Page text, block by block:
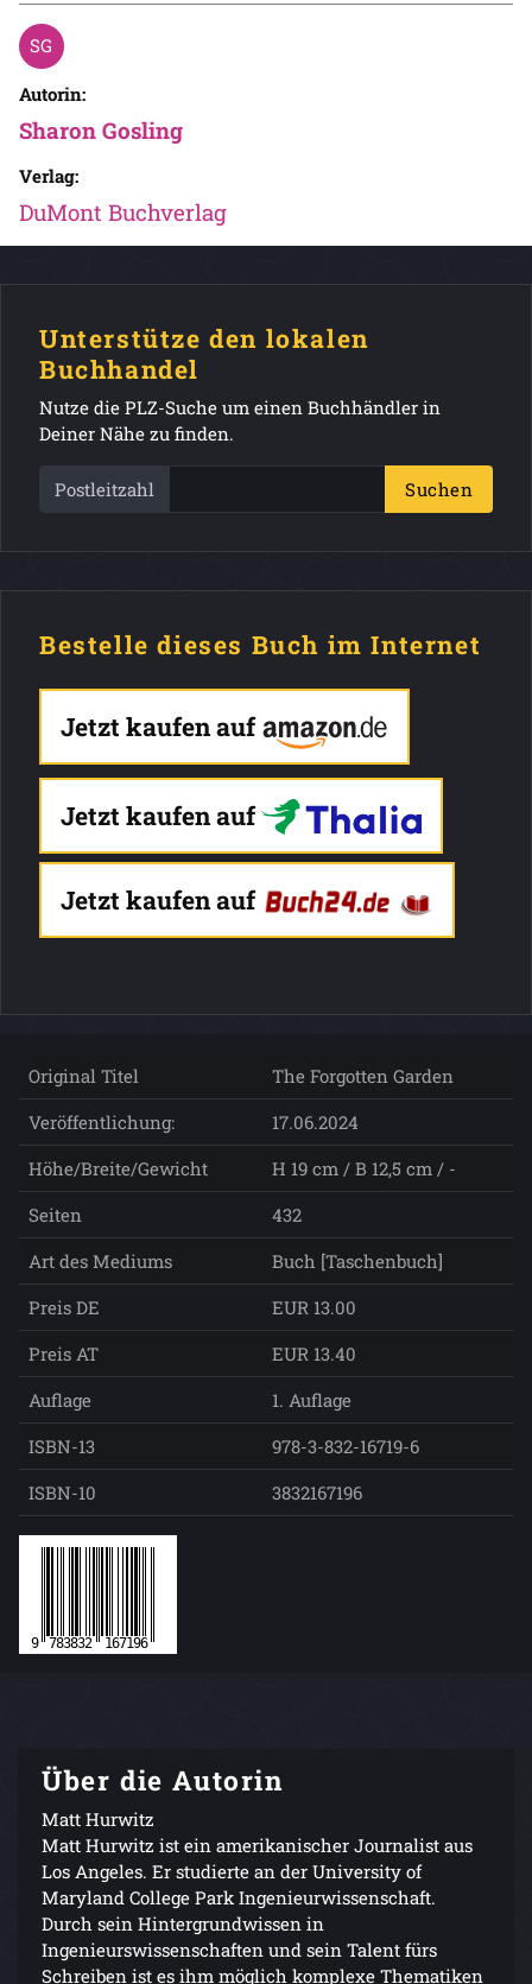
Autorin:
Sharon Gosling
Verlag:
DuMont Buchverlag
Unterstütze den lokalen
Buchhandel
Nutze die PLZ-Suche um einen Buchhändler in
Deiner Nähe zu finden.
Postleitzahl Suchen
Bestelle dieses Buch im Internet
Jetzt kaufen auf
Jetzt kaufen auf
Jetzt kaufen auf
Original Titel
The Forgotten Garden
Veröffentlichung:
17.06.2024
Höhe/Breite/Gewicht
H 19 cm / B 12,5 cm / -
Seiten
432
Art des Mediums
Buch [Taschenbuch]
Preis DE
EUR 13.00
Preis AT
EUR 13.40
Auflage
1. Auflage
ISBN-13
978-3-832-16719-6
ISBN-10
3832167196
Über die Autorin
Matt Hurwitz
Matt Hurwitz ist ein amerikanischer Journalist aus
Los Angeles. Er studierte an der University of
Maryland College Park Ingenieurwissenschaft.
Durch sein Hintergrundwissen in
Ingenieurswissenschaften und sein Talent fürs
Schreiben ist es ihm möglich komplexe Thematiken